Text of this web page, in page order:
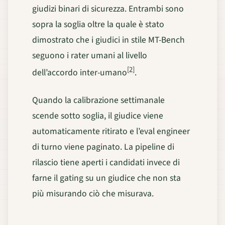
giudizi binari di sicurezza. Entrambi sono
sopra la soglia oltre la quale è stato
dimostrato che i giudici in stile MT-Bench
seguono i rater umani al livello
dell’accordo inter-umano[2].
Quando la calibrazione settimanale
scende sotto soglia, il giudice viene
automaticamente ritirato e l’eval engineer
di turno viene paginato. La pipeline di
rilascio tiene aperti i candidati invece di
farne il gating su un giudice che non sta
più misurando ciò che misurava.